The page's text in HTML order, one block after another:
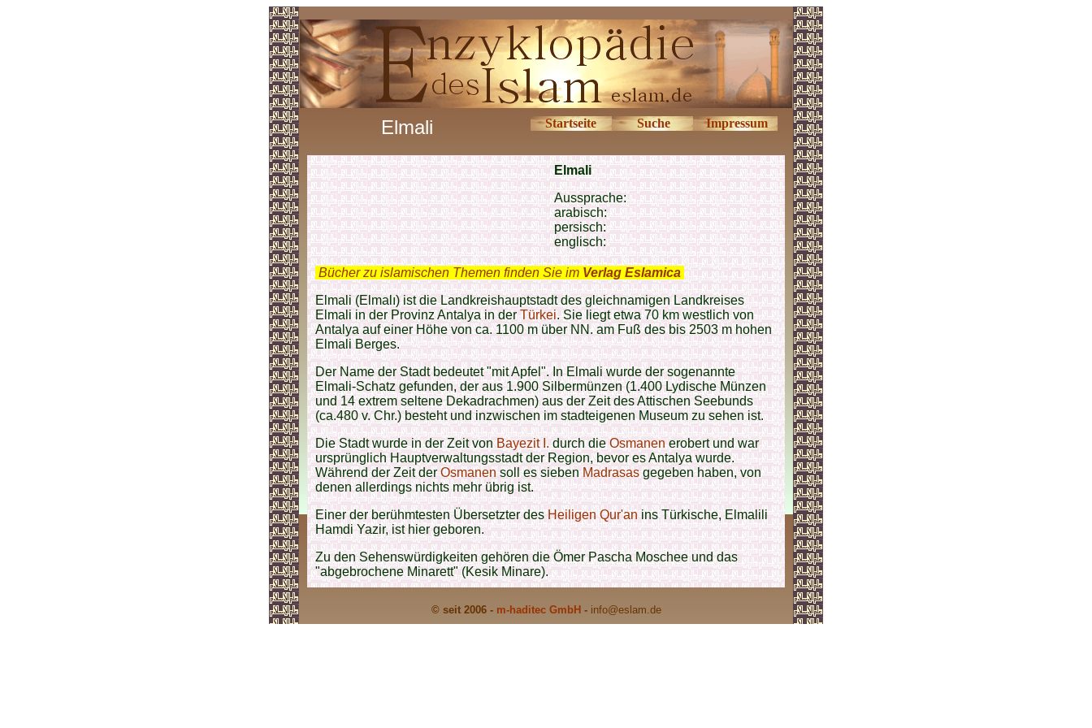
Elmali Startseite Suche Impressum
Elmali
Aussprache:
arabisch:
persisch:
englisch:
Bücher zu islamischen Themen finden Sie im Verlag Eslamica
Elmali (Elmalı) ist die Landkreishauptstadt des gleichnamigen Landkreises
Elmali in der Provinz Antalya in derTürkei. Sie liegt etwa 70 km westlich von
Antalya auf einer Höhe von ca. 1100 m über NN. am Fuß des bis 2503 m hohen
Elmali Berges.
Der Name der Stadt bedeutet "mit Apfel". In Elmali wurde der sogenannte
Elmali-Schatz gefunden, der aus 1.900 Silbermünzen (1.400 Lydische Münzen
und 14 extrem seltene Dekadrachmen) aus der Zeit des Attischen Seebunds
(ca.480 v. Chr.) besteht und inzwischen im stadteigenen Museum zu sehen ist.
Die Stadt wurde in der Zeit vonBayezit I.durch dieOsmanenerobert und war
ursprünglich Hauptverwaltungsstadt der Region, bevor es Antalya wurde.
Während der Zeit derOsmanensoll es siebenMadrasasgegeben haben, von
denen allerdings nichts mehr übrig ist.
Einer der berühmtesten Übersetzter desHeiligen Qur'anins Türkische, Elmalili
Hamdi Yazir, ist hier geboren.
Zu den Sehenswürdigkeiten gehören die Ömer Pascha Moschee und das
"abgebrochene Minarett" (Kesik Minare).
© seit 2006 - m-haditec GmbH - info@eslam.de